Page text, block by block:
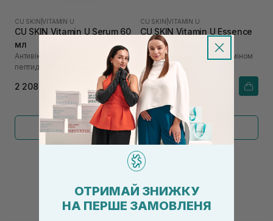
CU SKIN |VITAMIN U
CU SKIN Vitamin U Serum 60
мл
Антивікова сироватка з
пептидами та вітаміном U
2 208₴
CU SKIN |VITAMIN U
CU SKIN Vitamin U Essence
Soothing Mask
Відновлююча маска з вітаміном
U
186₴
Показати більше
ОТРИМАЙ ЗНИЖКУ
НА ПЕРШЕ ЗАМОВЛЕНЯ